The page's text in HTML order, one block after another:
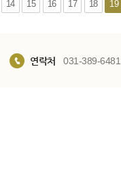
14 15 16 17 18 19
연락처 031-389-6481